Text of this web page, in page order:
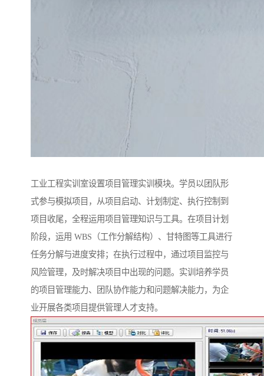
工业工程实训室设置项目管理实训模块。学员以团队形
式参与模拟项目，从项目启动、计划制定、执行控制到
项目收尾，全程运用项目管理知识与工具。在项目计划
阶段，运用 WBS（工作分解结构）、甘特图等工具进行
任务分解与进度安排；在执行过程中，通过项目监控与
风险管理，及时解决项目中出现的问题。实训培养学员
的项目管理能力、团队协作能力和问题解决能力，为企
业开展各类项目提供管理人才支持。​